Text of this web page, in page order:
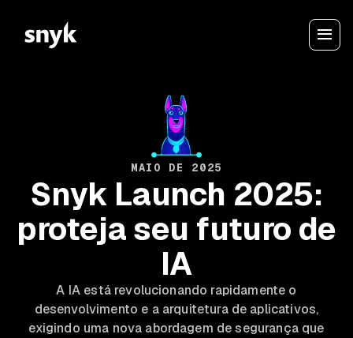
MAIO DE 2025
Snyk Launch 2025:
proteja seu futuro de
IA
A IA está revolucionando rapidamente o
desenvolvimento e a arquitetura de aplicativos,
exigindo uma nova abordagem de segurança que